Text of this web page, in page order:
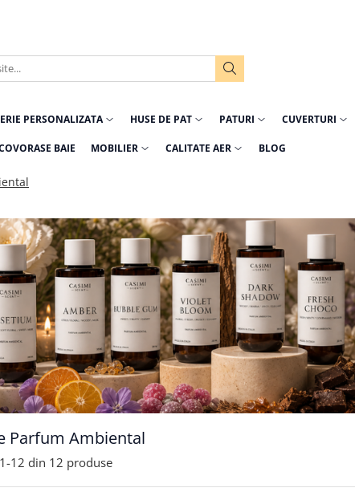
PERSONALIZATA HUSE DE PAT PATURI CUVERTURI
BAIE MOBILIER CALITATE AER BLOG
Parfum Ambiental
1-12 din 12 produse